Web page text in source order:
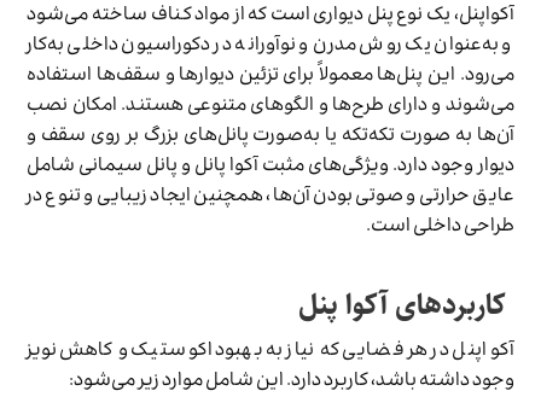
آکواپنل، یک نوع پنل دیواری است که از مواد کناف ساخته می‌شود
و به‌عنوان یک روش مدرن و نوآورانه در دکوراسیون داخلی به‌کار
می‌رود. این پنل‌ها معمولاً برای تزئین دیوارها و سقف‌ها استفاده
می‌شوند و دارای طرح‌ها و الگوهای متنوعی هستند. امکان نصب
آن‌ها به صورت تکه‌تکه یا به‌صورت پانل‌های بزرگ بر روی سقف‌ و
دیوار وجود دارد. ویژگی‌های مثبت آکوا پانل و پانل سیمانی شامل
عایق حرارتی و صوتی بودن آن‌ها، همچنین ایجاد زیبایی و تنوع در
طراحی داخلی است.
کاربردهای آکوا پنل
آکواپنل در هر فضایی که نیاز به بهبود اکوستیک و کاهش نویز
وجود داشته باشد، کاربرد دارد. این شامل موارد زیر می‌شود: